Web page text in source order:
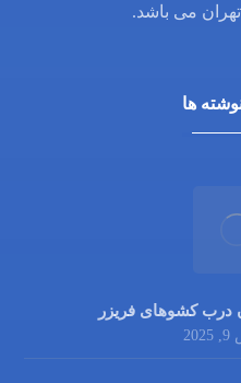
می باشد.
ها
درب کشوهای فریزر